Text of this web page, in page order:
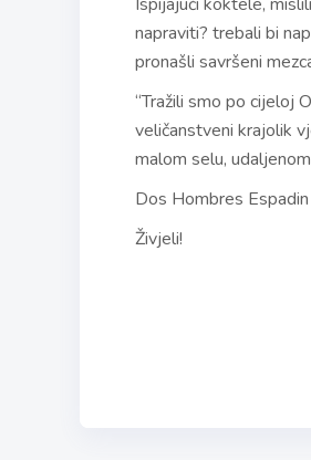
napraviti? trebali bi
pronašli savršeni
“Tražili smo po cijeloj
veličanstveni krajolik
malom selu,
Dos Hombres
Živjeli!